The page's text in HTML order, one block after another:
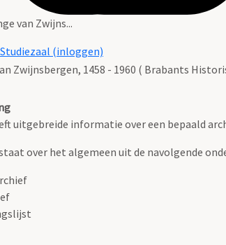
van Zwijns...
(inloggen)
Zwijnsbergen, 1458 - 1960 ( Brabants
uitgebreide informatie over een bepaald
over het algemeen uit de navolgende